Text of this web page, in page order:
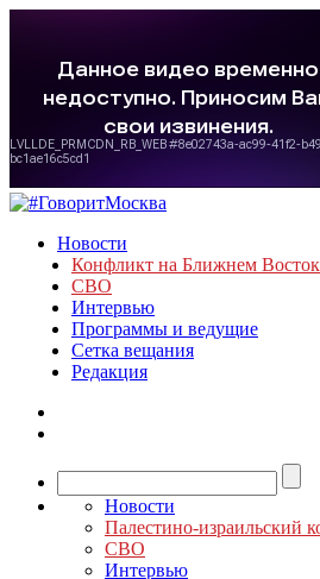
Новости
Конфликт на Ближнем
СВО
Интервью
Программы и ведущие
Сетка вещания
Редакция
Новости
Палестино-израильский
СВО
Интервью